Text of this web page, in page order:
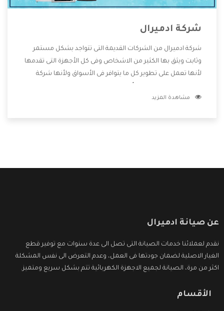
شركة ادميرال
شركة ادميرال من الشركات القديمة التى تتواجد بشكل مستمر
وثابت ويثق بها الكثير من الاشخاص وفى كل الأجهزة التى تقدمها
لأنها تعمل على تطوير كل ما يتوافر فى الأسواق ولأنها شركة
وتقدم للعملاء أقوى العروض والخصومات التى تسهل على
مشاهدة المزيد
عن صيانة ادميرال
نقدم لعملائنا خدمات الصيانة التى تصل الى عدة سنوات مع توفير قطع
الغيار الاصلية لضمان جودتها فى العمل، وعدم التعرض الى نفس المشكلة
اكثر من مرة، الصيانة لجميع الاجهزة الكهربائية تتم بشكل سريع ومتميز.
الأقسام